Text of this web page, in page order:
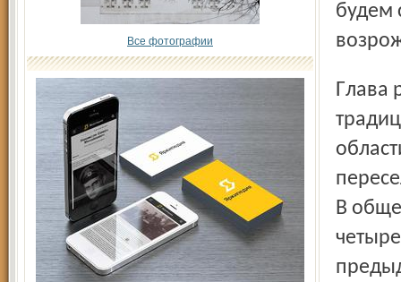
Все фотографии
будем
Глава региона заявил, что готов поддерживать все
В